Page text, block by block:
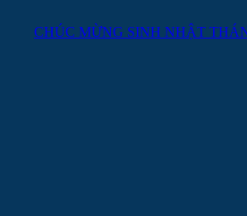
CHÚC MỪNG SINH NHẬT